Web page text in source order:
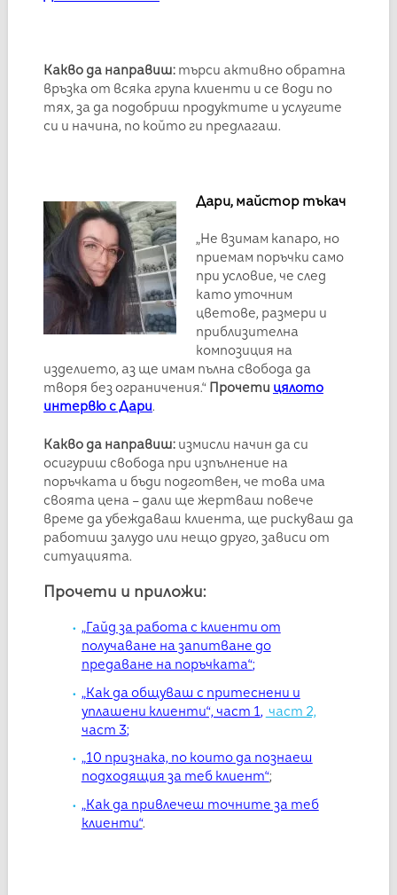
Какво да направиш: търси активно обратна
връзка от всяка група клиенти и се води по
тях, за да подобриш продуктите и услугите
си и начина, по който ги предлагаш.
Дари, майстор тъкач
„Не взимам капаро, но
приемам поръчки само
при условие, че след
като уточним
цветове, размери и
приблизителна
композиция на
изделието, аз ще имам пълна свобода да
творя без ограничения.“ Прочети цялото
интервю с Дари.
Какво да направиш: измисли начин да си
осигуриш свобода при изпълнение на
поръчката и бъди подготвен, че това има
своята цена – дали ще жертваш повече
време да убеждаваш клиента, ще рискуваш да
работиш залудо или нещо друго, зависи от
ситуацията.
Прочети и приложи:
„Гайд за работа с клиенти от
получаване на запитване до
предаване на поръчката“;
„Как да общуваш с притеснени и
уплашени клиенти“, част 1, част 2,
част 3;
„10 признака, по които да познаеш
подходящия за теб клиент“;
„Как да привлечеш точните за теб
клиенти“.